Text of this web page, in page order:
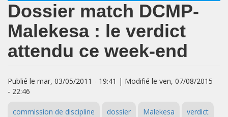
Dossier match DCMP-
Malekesa : le verdict
attendu ce week-end
Publié le mar, 03/05/2011 - 19:41 | Modifié le ven, 07/08/2015
- 22:46
commission de discipline dossier Malekesa verdict